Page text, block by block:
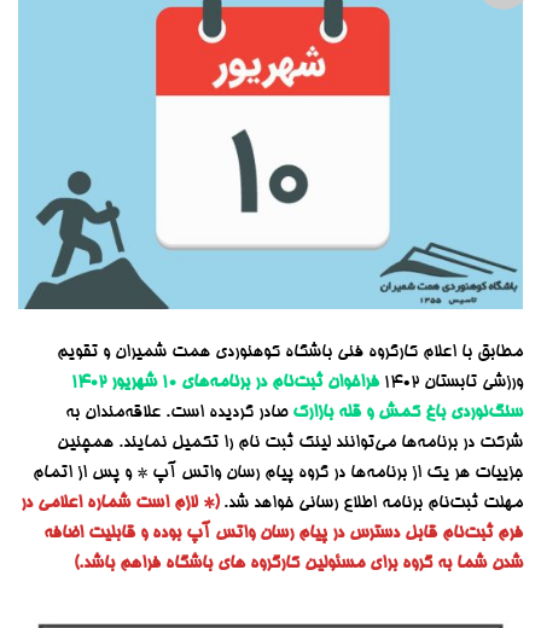
مطابق با اعلام کارگروه فنی باشگاه کوهنوردی همت شمیران و تقویم
ورزشی تابستان ۱۴۰۲
فراخوان
ثبت‌نام در برنامه‌‌های ۱۰ شهریور ۱۴۰۲
سنگ‌نوردی باغ کمش و قله بازارک صادر گردیده است. علاقه‌مندان به
شرکت در برنامه‌ها می‌توانند لینک ثبت نام را تکمیل نمایند. همچنین
جزییات هر یک از برنامه‌ها در گروه پیام رسان واتس آپ * و پس از اتمام
مهلت ثبت‌نام برنامه اطلاع رسانی خواهد شد. (* لازم است شماره اعلامی در
فرم ثبت‌نام قابل دسترس در پیام رسان واتس آپ بوده و قابلیت اضافه
شدن شما به گروه برای مسئولین کارگروه های باشگاه فراهم باشد.)